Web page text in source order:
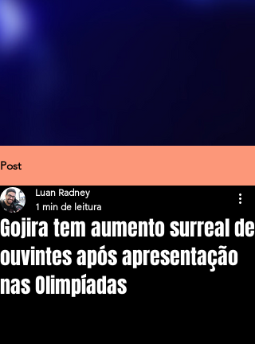
Post
Gojira tem aumento surreal de
ouvintes após apresentação
nas Olimpíadas
Luan Radney
1 min de leitura